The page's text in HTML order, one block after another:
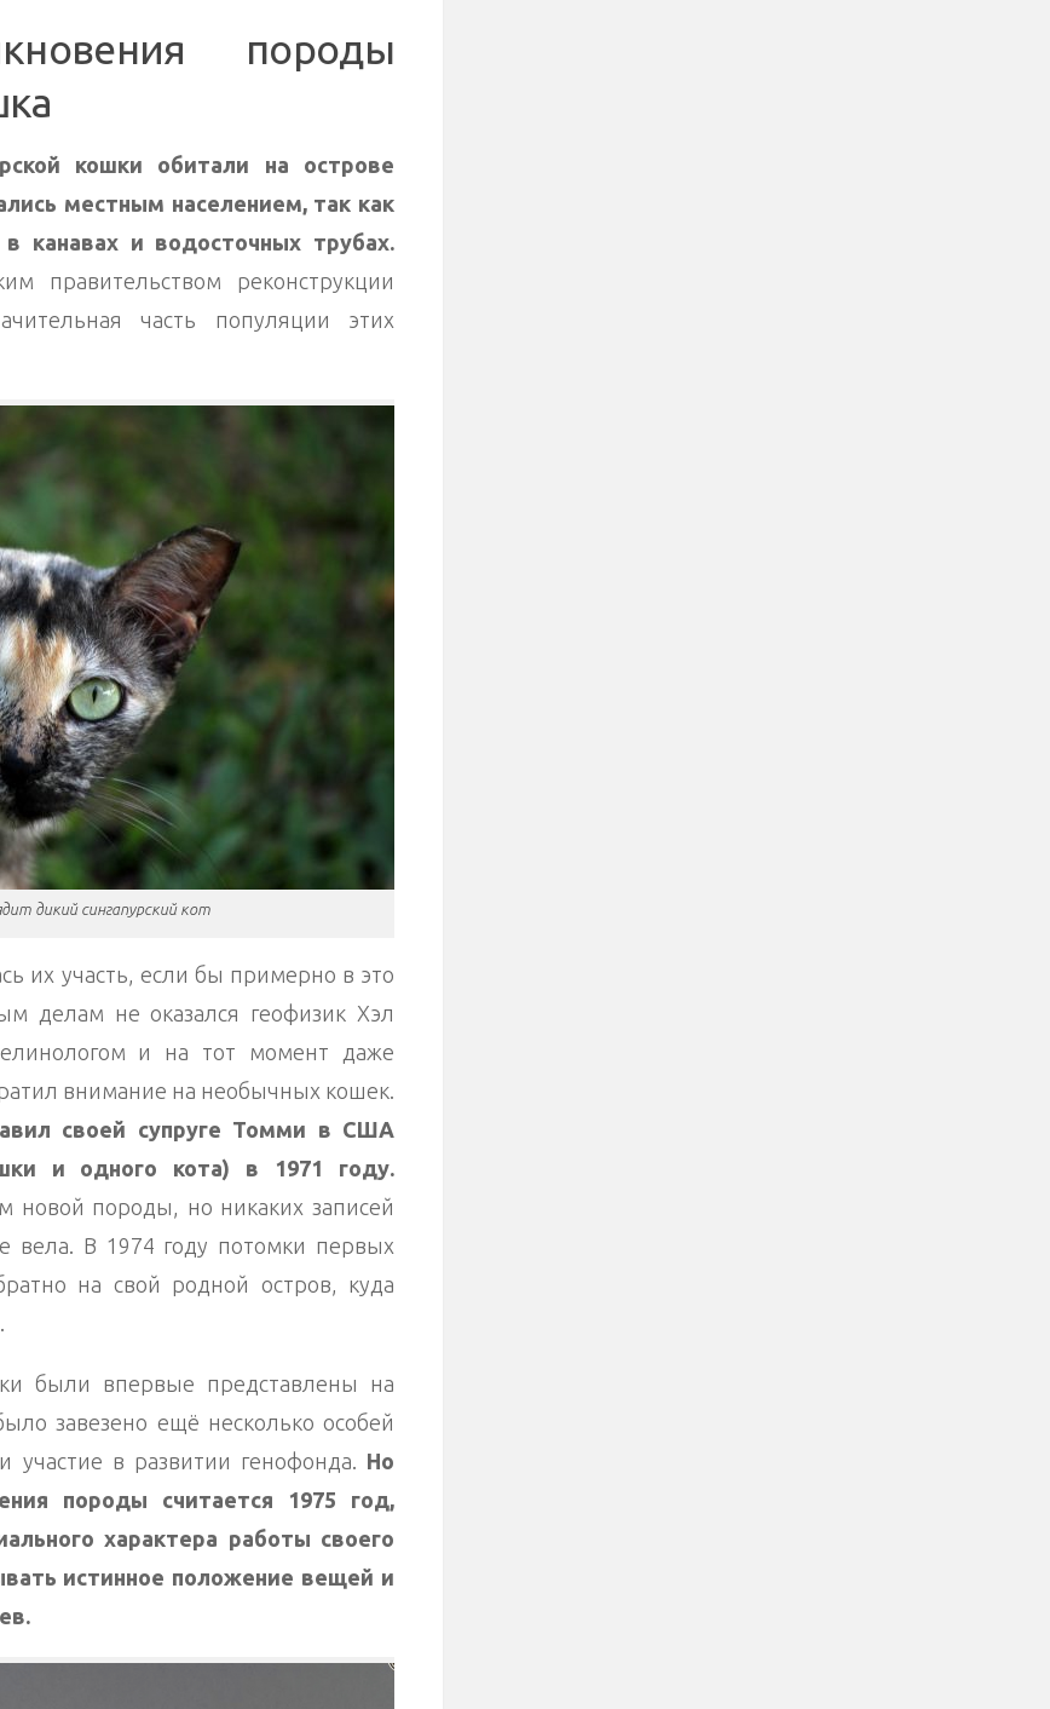
породы
кошки обитали на острове
местным населением, так как
канавах и водосточных трубах.
правительством реконструкции
часть популяции этих
дикий сингапурский кот
их участь, если бы примерно в это
делам не оказался геофизик Хэл
и на тот момент даже
внимание на необычных кошек.
своей супруге Томми в США
и одного кота) в 1971 году.
новой породы, но никаких записей
вела. В 1974 году потомки первых
на свой родной остров, куда
были впервые представлены на
завезено ещё несколько особей
в развитии генофонда. Но
породы считается 1975 год,
характера работы своего
истинное положение вещей и